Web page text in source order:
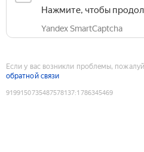
Нажмите, чтобы
Yandex SmartCaptcha
Если у вас возникли проблемы,
обратной связи
9199150735487578137:1786345469